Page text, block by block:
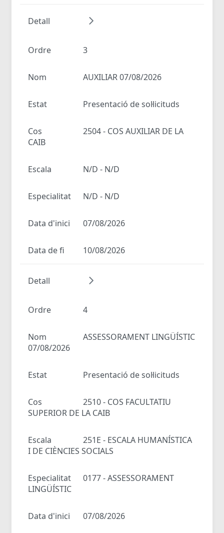
Detall
Ordre 3
Nom AUXILIAR 07/08/2026
Estat Presentació de sol·licituds
Cos
2504 - COS AUXILIAR DE LA
CAIB
Escala N/D - N/D
Especialitat N/D - N/D
Data d'inici 07/08/2026
Data de fi 10/08/2026
Detall
Ordre 4
Nom
ASSESSORAMENT LINGÜÍSTIC
07/08/2026
Estat Presentació de sol·licituds
Cos
2510 - COS FACULTATIU
SUPERIOR DE LA CAIB
Escala
251E - ESCALA HUMANÍSTICA
I DE CIÈNCIES SOCIALS
Especialitat
0177 - ASSESSORAMENT
LINGÜÍSTIC
Data d'inici 07/08/2026